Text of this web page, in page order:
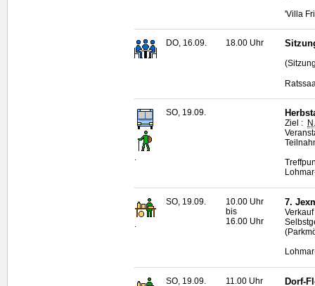
'Villa
DO, 16.09. 18.00 Uhr
.
SO, 19.09.
Ziel :
SO, 19.09.
10.00 Uhr
bis
16.00 Uhr
7.
SO, 19.09.
11.00 Uhr
Dorf-